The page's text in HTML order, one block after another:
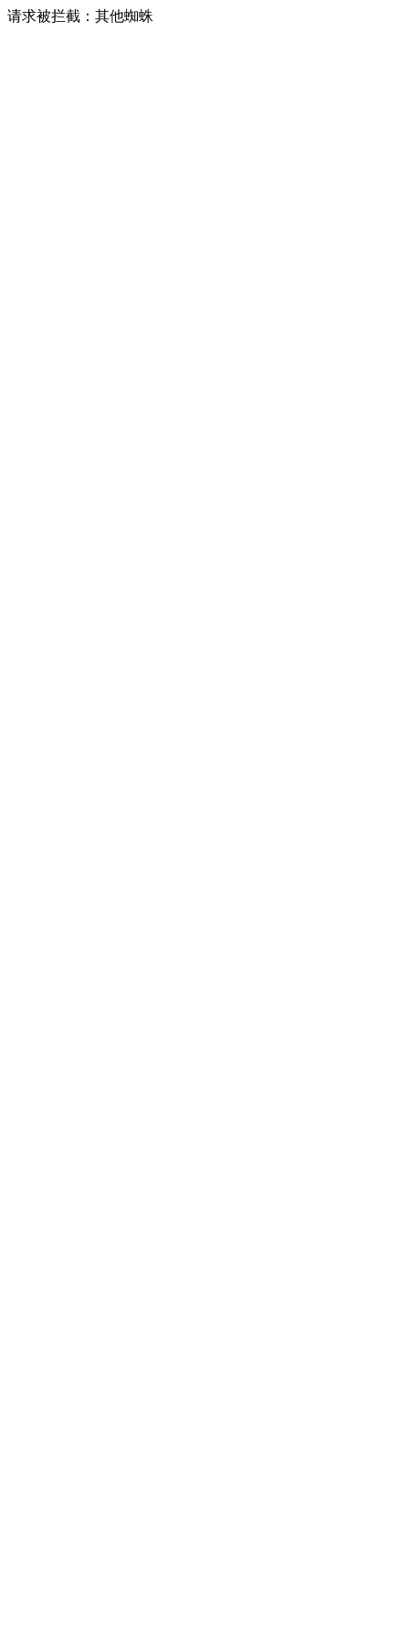
请求被拦截：其他蜘蛛